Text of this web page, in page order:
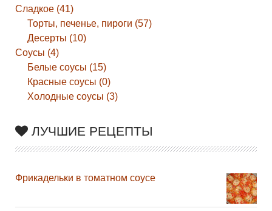
Сладкое (41)
Торты, печенье, пироги (57)
Десерты (10)
Соусы (4)
Белые соусы (15)
Красные соусы (0)
Холодные соусы (3)
ЛУЧШИЕ РЕЦЕПТЫ
Фрикадельки в томатном соусе